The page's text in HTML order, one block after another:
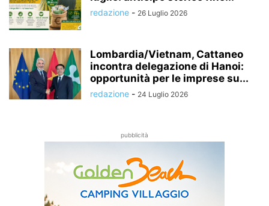
redazione - 26 Luglio 2026
Lombardia/Vietnam, Cattaneo
incontra delegazione di Hanoi:
opportunità per le imprese su...
redazione - 24 Luglio 2026
pubblicità